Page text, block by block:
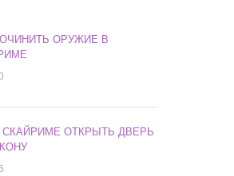
ОРУЖИЕ В
СКАЙРИМЕ ОТКРЫТЬ ДВЕРЬ